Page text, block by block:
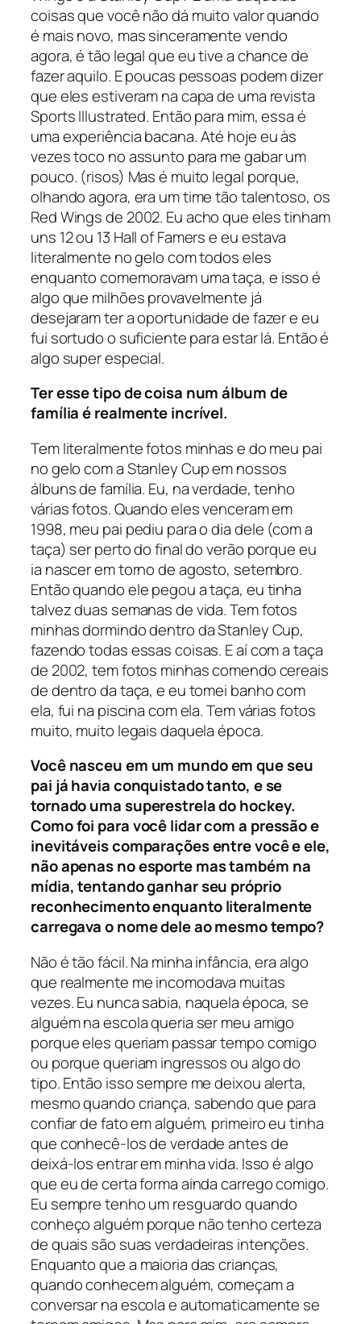
coisas que você não dá muito valor quando
é mais novo, mas sinceramente vendo
agora, é tão legal que eu tive a chance de
fazer aquilo. E poucas pessoas podem dizer
que eles estiveram na capa de uma revista
Sports Illustrated. Então para mim, essa é
uma experiência bacana. Até hoje eu às
vezes toco no assunto para me gabar um
pouco. (risos) Mas é muito legal porque,
olhando agora, era um time tão talentoso, os
Red Wings de 2002. Eu acho que eles tinham
uns 12 ou 13 Hall of Famers e eu estava
literalmente no gelo com todos eles
enquanto comemoravam uma taça, e isso é
algo que milhões provavelmente já
desejaram ter a oportunidade de fazer e eu
fui sortudo o suficiente para estar lá. Então é
algo super especial.
Ter esse tipo de coisa num álbum de
família é realmente incrível.
Tem literalmente fotos minhas e do meu pai
no gelo com a Stanley Cup em nossos
álbuns de família. Eu, na verdade, tenho
várias fotos. Quando eles venceram em
1998, meu pai pediu para o dia dele (com a
taça) ser perto do final do verão porque eu
ia nascer em torno de agosto, setembro.
Então quando ele pegou a taça, eu tinha
talvez duas semanas de vida. Tem fotos
minhas dormindo dentro da Stanley Cup,
fazendo todas essas coisas. E aí com a taça
de 2002, tem fotos minhas comendo cereais
de dentro da taça, e eu tomei banho com
ela, fui na piscina com ela. Tem várias fotos
muito, muito legais daquela época.
Você nasceu em um mundo em que seu
pai já havia conquistado tanto, e se
tornado uma superestrela do hockey.
Como foi para você lidar com a pressão e
inevitáveis comparações entre você e ele,
não apenas no esporte mas também na
mídia, tentando ganhar seu próprio
reconhecimento enquanto literalmente
carregava o nome dele ao mesmo tempo?
Não é tão fácil. Na minha infância, era algo
que realmente me incomodava muitas
vezes. Eu nunca sabia, naquela época, se
alguém na escola queria ser meu amigo
porque eles queriam passar tempo comigo
ou porque queriam ingressos ou algo do
tipo. Então isso sempre me deixou alerta,
mesmo quando criança, sabendo que para
confiar de fato em alguém, primeiro eu tinha
que conhecê-los de verdade antes de
deixá-los entrar em minha vida. Isso é algo
que eu de certa forma ainda carrego comigo.
Eu sempre tenho um resguardo quando
conheço alguém porque não tenho certeza
de quais são suas verdadeiras intenções.
Enquanto que a maioria das crianças,
quando conhecem alguém, começam a
conversar na escola e automaticamente se